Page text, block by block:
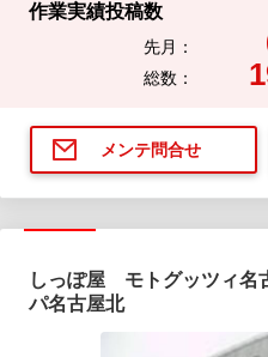
作業実績投稿数
先月：
総数：
メンテ問合せ
しっぽ屋 モトグッツィ名
パ名古屋北